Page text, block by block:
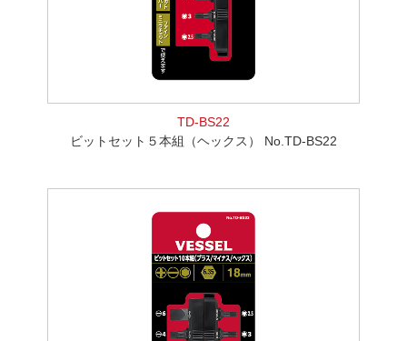
TD-BS22
ビットセット５本組（ヘックス） No.TD-BS22